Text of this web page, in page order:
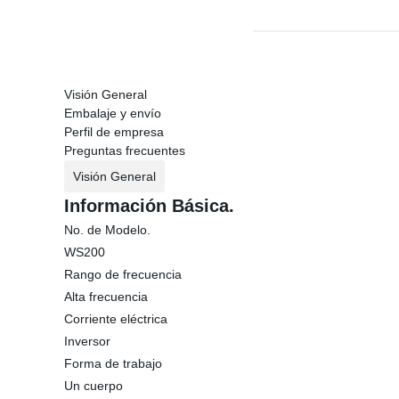
Visión General
Embalaje y envío
Perfil de empresa
Preguntas frecuentes
Visión General
Información Básica.
No. de Modelo.
WS200
Rango de frecuencia
Alta frecuencia
Corriente eléctrica
Inversor
Forma de trabajo
Un cuerpo